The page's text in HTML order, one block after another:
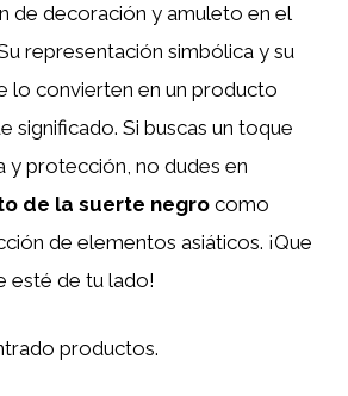
de decoración y amuleto en el
representación simbólica y su
lo convierten en un producto
significado. Si buscas un toque
y protección, no dudes en
de la suerte negro como
de elementos asiáticos. ¡Que
esté de tu lado!
productos.